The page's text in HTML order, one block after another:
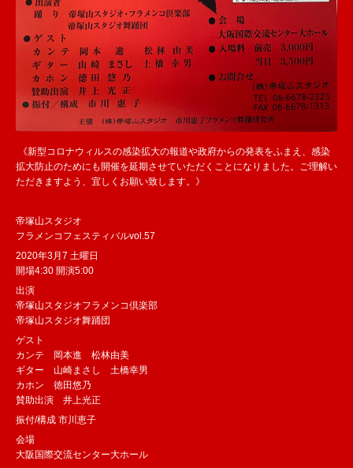
《新型コロナウィルスの感染拡大の報道や政府からの発表をふまえ、感染
拡大防止のためにも開催を延期させていただくことになりました。ご理解い
ただきますよう、宜しくお願い致します。》
帝塚山スタジオ
フラメンコフェスティバルvol.57
2020年3月7 土曜日
開場4:30 開演5:00
出演
帝塚山スタジオフラメンコ倶楽部
帝塚山スタジオ舞踊団
ゲスト
カンテ 岡本進 松林由美
ギター 山崎まさし 土橋幸男
カホン 徳田悠乃
賛助出演 井上光正
振付/構成 市川恵子
会場
大阪国際交流センター大ホール